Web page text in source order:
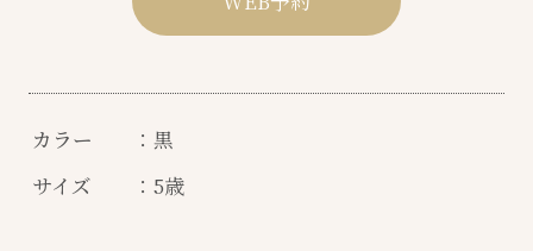
カラー
：黒
サイズ
：5歳